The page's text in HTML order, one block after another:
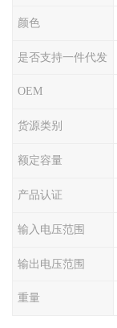
颜色
是否支持一件代发
OEM
货源类别
额定容量
产品认证
输入电压范围
输出电压范围
重量